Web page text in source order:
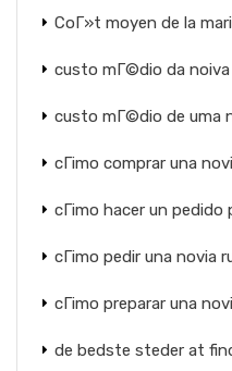
CoГ»t moyen de la
custo mГ©dio da
custo mГ©dio de uma
cГіmo comprar una
cГіmo hacer un pedido
cГіmo pedir una novia
cГіmo preparar una
de bedste steder at